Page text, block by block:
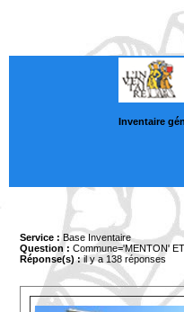
Inventaire
Service : Base Inventaire
Question : Commune='MENTON'
Réponse(s) :il y a 138 réponses